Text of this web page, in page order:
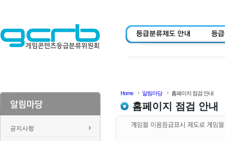
공지사항
Home 알림마당 홈페이지 점검 안내
홈페이지 점검 안내